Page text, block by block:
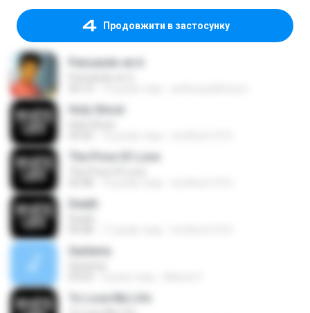
Продовжити в застосунку
Pensando en ti
Holy Ghost
The Price Of Love
Death
Santeria
To Lose My Life